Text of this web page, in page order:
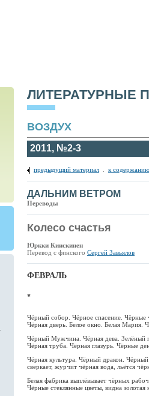
ЛИТЕРАТУРНЫЕ
ВОЗДУХ
2011, №2-3
предыдущий материал к
ДАЛЬНИМ ВЕТРОМ
Переводы
Колесо счастья
Юркки Киискинен
Перевод с финского Сергей Завьялов
ФЕВРАЛЬ
*
Чёрный собор. Чёрное спасение. Чёрные
Чёрная дверь. Белое окно. Белая Мария.
Чёрный Мужчина. Чёрная дева. Зелёный
Чёрная труба. Чёрная глазурь. Чёрные
Чёрная культура. Чёрный дракон.
сверкает, журчит чёрная вода, льётся
Белая фабрика выплёвывает чёрных
Чёрные стеклянные цветы, видна золотая